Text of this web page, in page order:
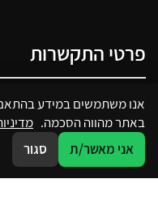
פרטי התקשרות
050-7250341
מבצע דקל 22, פתח תקווה
אנו משתמשים במידע
באתר מהווה הסכמה.
אני מאשר/ת
סגור